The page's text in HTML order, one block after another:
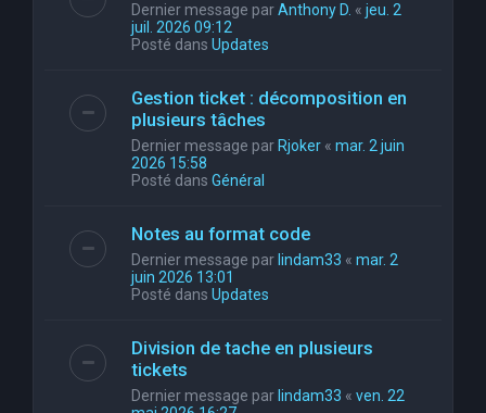
Dernier message parAnthony D. « jeu. 2
juil. 2026 09:12
Posté dans Updates
Gestion ticket : décomposition en
plusieurs tâches
Dernier message par Rjoker « mar. 2 juin
2026 15:58
Posté dans Général
Notes au format code
Dernier message par lindam33 « mar. 2
juin 2026 13:01
Posté dans Updates
Division de tache en plusieurs
tickets
Dernier message par lindam33 « ven. 22